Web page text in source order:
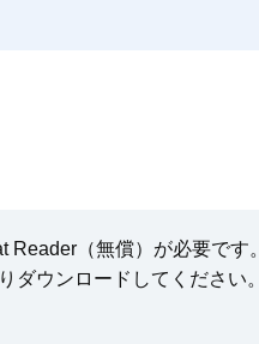
（無償）が必要です。
ダウンロードしてください。